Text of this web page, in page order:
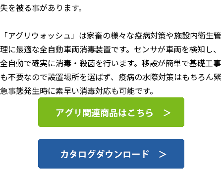
失を被る事があります。
「アグリウォッシュ」は家畜の様々な疫病対策や施設内衛生管
理に最適な全自動車両消毒装置です。センサが車両を検知し、
全自動で確実に消毒・殺菌を行います。移設が簡単で基礎工事
も不要なので設置場所を選ばず、疫病の水際対策はもちろん緊
急事態発生時に素早い消毒対応も可能です。